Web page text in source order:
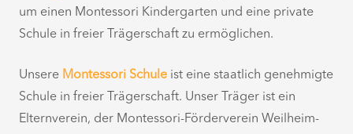
um einen Montessori Kindergarten und eine private
Schule in freier Trägerschaft zu ermöglichen.
Unsere Montessori Schule ist eine staatlich genehmigte
Schule in freier Trägerschaft. Unser Träger ist ein
Elternverein, der Montessori-Förderverein Weilheim-